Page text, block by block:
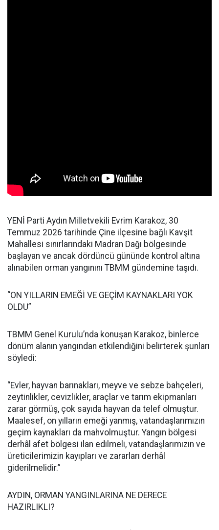
YENİ Parti Aydın Milletvekili Evrim Karakoz, 30
Temmuz 2026 tarihinde Çine ilçesine bağlı Kavşit
Mahallesi sınırlarındaki Madran Dağı bölgesinde
başlayan ve ancak dördüncü gününde kontrol altına
alınabilen orman yangınını TBMM gündemine taşıdı.
“ON YILLARIN EMEĞİ VE GEÇİM KAYNAKLARI YOK
OLDU”
TBMM Genel Kurulu’nda konuşan Karakoz, binlerce
dönüm alanın yangından etkilendiğini belirterek şunları
söyledi:
“Evler, hayvan barınakları, meyve ve sebze bahçeleri,
zeytinlikler, cevizlikler, araçlar ve tarım ekipmanları
zarar görmüş, çok sayıda hayvan da telef olmuştur.
Maalesef, on yılların emeği yanmış, vatandaşlarımızın
geçim kaynakları da mahvolmuştur. Yangın bölgesi
derhâl afet bölgesi ilan edilmeli, vatandaşlarımızın ve
üreticilerimizin kayıpları ve zararları derhâl
giderilmelidir.”
AYDIN, ORMAN YANGINLARINA NE DERECE
HAZIRLIKLI?